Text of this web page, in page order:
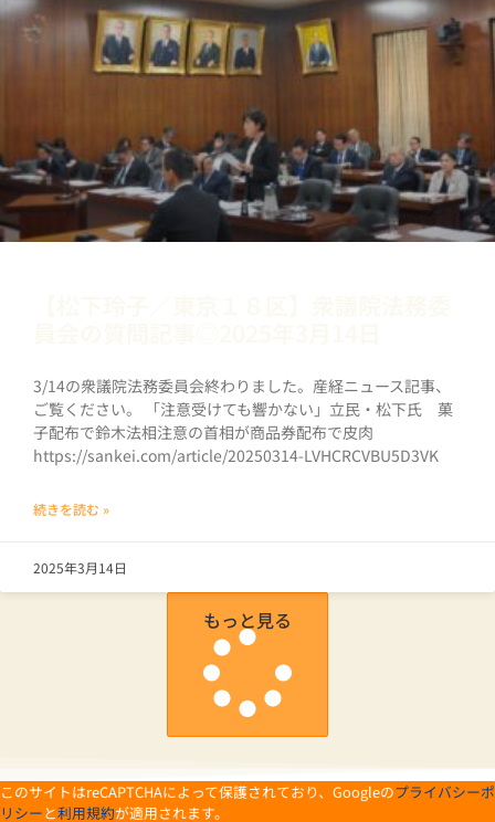
3/14の衆議院法務委員会終わりました。産経ニュース記事、
ご覧ください。 「注意受けても響かない」立民・松下氏 菓
子配布で鈴木法相注意の首相が商品券配布で皮肉
https://sankei.com/article/20250314-LVHCRCVBU5D3VK
続きを読む »
2025年3月14日
もっと見る
このサイトはreCAPTCHAによって保護されており、Googleのプライバシーポ
リシーと利用規約が適用されます。